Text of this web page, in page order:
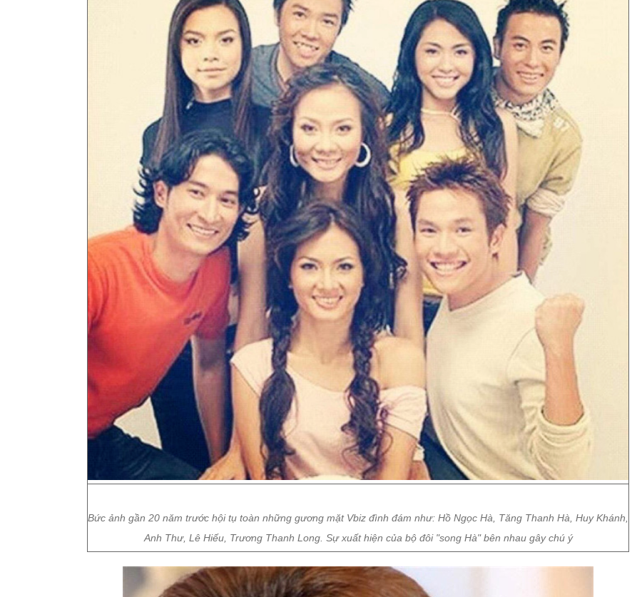
Bức ảnh gần 20 năm trước hội tụ toàn những gương mặt Vbiz đình đám như: Hồ Ngọc Hà, Tăng Thanh Hà, Huy Khánh,
Anh Thư, Lê Hiếu, Trương Thanh Long. Sự xuất hiện của bộ đôi "song Hà" bên nhau gây chú ý